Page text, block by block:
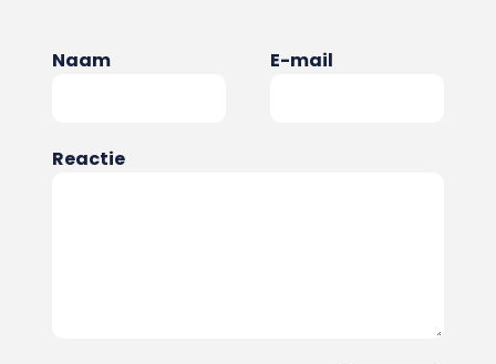
Naam E-mail
Reactie